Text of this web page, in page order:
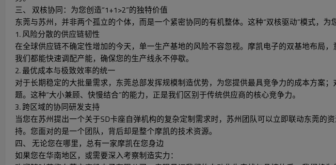
三、 双核协同：为您创造“1+1>2”的独特价值
东莞与苏州，并非两个孤立的个体，而是一个紧密协同的有机整体。这种“双核驱动”模式，为
1. 风险分散的供应链韧性
在全球供应链不确定性增加的今天，单一生产基地的风险不容忽视。摩凯电子的双基地布局
我们都能快速调配产能，确保您的生产线永不停歇。
2. 最优成本与极致效率的统一
对于长期稳定的大批量需求，东莞总部发挥规模制造优势，为您提供最具竞争力的成本方案
题。这种“大小兼顾、快慢结合”的能力，正是我们区别于传统供应商的核心竞争力。
3. 跨区域的协同研发支持
当您在苏州提出一个关于SD卡座自弹机构的复杂定制需求时，苏州团队可以立即联动东莞
持。您面对的是一个团队，背后却是整个摩凯的技术资源。
四、 无论您在哪里，总有一家摩凯在您身边
如果您在华南地区，或需要深入考察制造实力：